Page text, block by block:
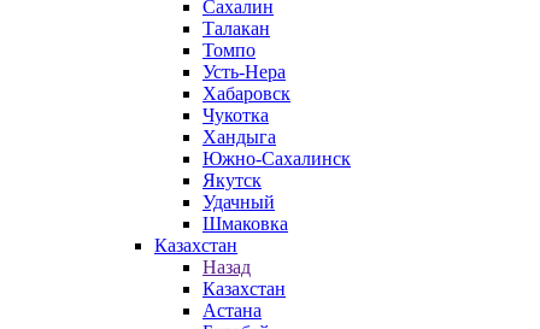
Сахалин
Талакан
Томпо
Усть-Нера
Хабаровск
Чукотка
Хандыга
Южно-Сахалинск
Якутск
Удачный
Шмаковка
Казахстан
Назад
Казахстан
Астана